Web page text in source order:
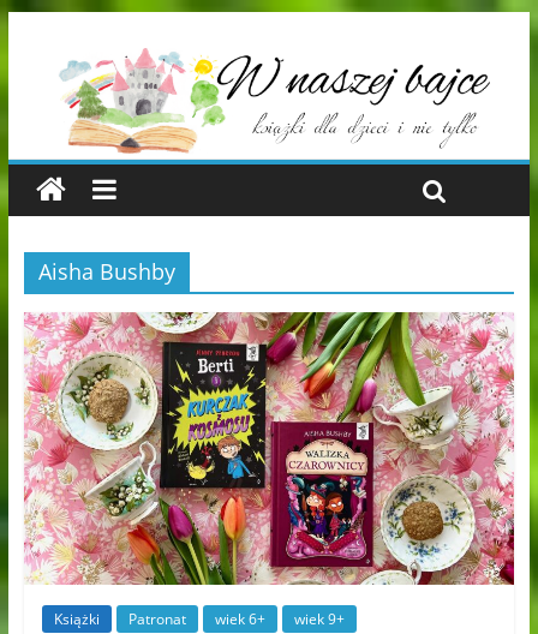
Aisha Bushby
Książki Patronat wiek 6+ wiek 9+